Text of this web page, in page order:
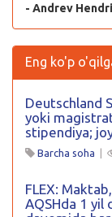
- Andrev
Eng ko'p
Deutschland
yoki
stipendiya;
Barcha soha |
FLEX:
AQSHda 1 yil